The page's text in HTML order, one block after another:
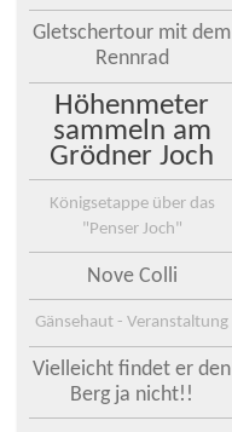
Gletschertour mit dem
Rennrad
Höhenmeter
sammeln am
Grödner Joch
Königsetappe über das
"Penser Joch"
Nove Colli
Gänsehaut - Veranstaltung
Vielleicht findet er den
Berg ja nicht!!